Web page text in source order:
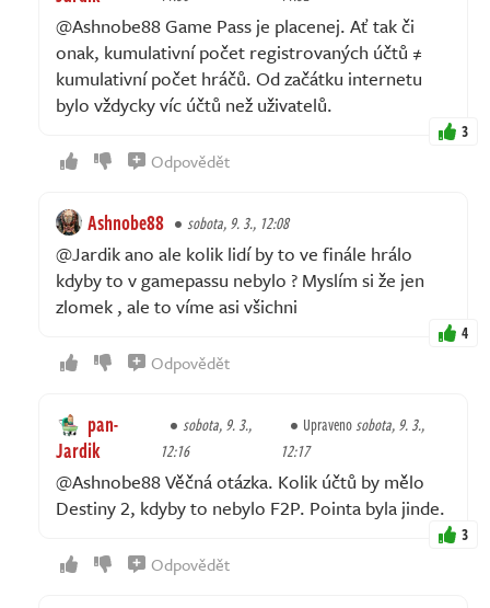
@Ashnobe88 Game Pass je placenej. Ať tak či
onak, kumulativní počet registrovaných účtů ≠
kumulativní počet hráčů. Od začátku internetu
bylo vždycky víc účtů než uživatelů.
3
Odpovědět
Ashnobe88 sobota, 9. 3., 12:08
@Jardik ano ale kolik lidí by to ve finále hrálo
kdyby to v gamepassu nebylo ? Myslím si že jen
zlomek , ale to víme asi všichni
4
Odpovědět
pan-
Jardik
sobota, 9. 3.,
12:16
Upravenosobota, 9. 3.,
12:17
@Ashnobe88 Věčná otázka. Kolik účtů by mělo
Destiny 2, kdyby to nebylo F2P. Pointa byla jinde.
3
Odpovědět